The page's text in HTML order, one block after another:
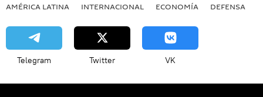
AMÉRICA LATINA INTERNACIONAL ECONOMÍA DEFENSA
Telegram Twitter VK